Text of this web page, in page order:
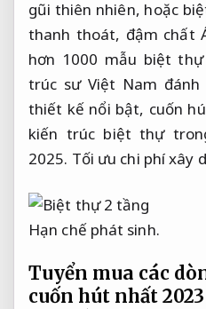
gũi thiên nhiên, hoặc
thanh thoát, đậm chất
hơn 1000 mẫu biệt
trúc sư Việt Nam
thiết kế nổi bật, cuốn
kiến trúc biệt thự
2025. Tối ưu chi phí xây
Hạn chế phát sinh.
Tuyển mua các
cuốn hút nhất